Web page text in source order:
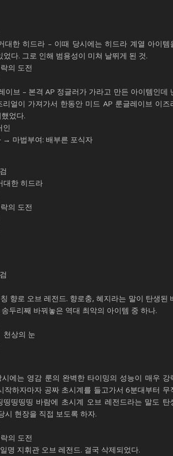
대한 히드라 – 이때 당시에는 히드라 계열 아이템
었다. 그로 인해 범용성이 미쳐 날뛰게 된 것.
의 도전
이브 – 본격 AP 정글러가 가라고 만든 아이템인데
얼이 가져가서 한동안 미드 AP 룬글레이브 이즈
었다.
인
→ 마법부여: 배부른 포식자
대한 히드라
의 도전
향로 오브 레전드. 향로충, 혜지라는 말이 탄생된
두리째 바꿔놓은 역대 최악의 아이템 중 하나.
상의 눈
에는 영감 룬의 완벽한 타이밍의 성능이 매우 강
작하자마자 공짜 초시계를 들고가서 6분대부터 무
띵띵띵띵 바람에 초시계 오브 레전드라는 말도 탄
시 현장을 직접 보도록 하자.
의 도전
명 지휘관 오브 레전드. 결국 삭제되었다.